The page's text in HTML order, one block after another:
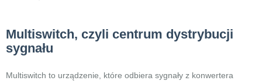
Multiswitch, czyli centrum dystrybucji
sygnału
Multiswitch to urządzenie, które odbiera sygnały z konwertera